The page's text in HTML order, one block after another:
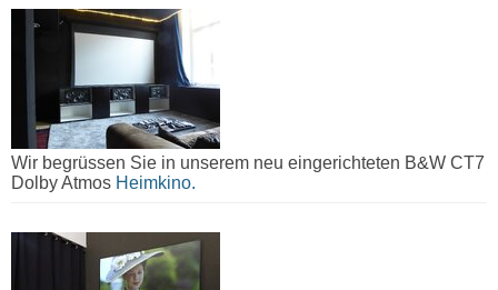
Wir begrüssen Sie in unserem neu eingerichteten B&W CT7
Dolby Atmos Heimkino.